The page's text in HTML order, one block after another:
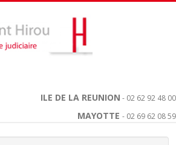
ILE DE LA REUNION - 02 62 92 48 00
MAYOTTE - 02 69 62 08 59